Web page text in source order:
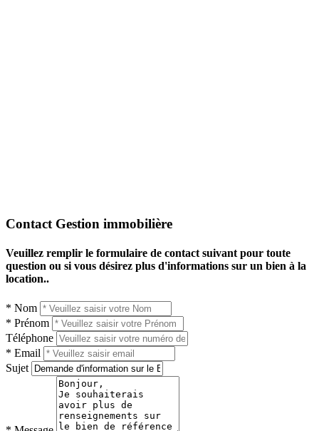
Contact Gestion immobilière
Veuillez remplir le formulaire de contact suivant pour toute
question ou si vous désirez plus d'informations sur un bien à la
location..
* Nom
* Prénom
Téléphone
* Email
Sujet